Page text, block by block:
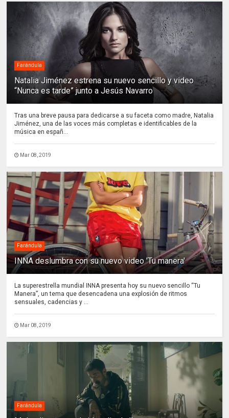
Farándula
Natalia Jiménez estrena su nuevo sencillo y video
“Nunca es tarde” junto a Jesús Navarro
Tras una breve pausa para dedicarse a su faceta como madre, Natalia
Jiménez, una de las voces más completas e identificables de la
música en españ...
Mar 08, 2019
Farándula
INNA deslumbra con su nuevo video 'Tu manera'
La superestrella mundial INNA presenta hoy su nuevo sencillo “Tu
Manera”, un tema que desencadena una explosión de ritmos
sensuales, cadencias y ...
Mar 08, 2019
Farándula